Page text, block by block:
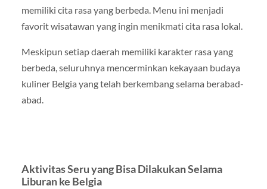
memiliki cita rasa yang berbeda. Menu ini menjadi
favorit wisatawan yang ingin menikmati cita rasa lokal.
Meskipun setiap daerah memiliki karakter rasa yang
berbeda, seluruhnya mencerminkan kekayaan budaya
kuliner Belgia yang telah berkembang selama berabad-
abad.
Aktivitas Seru yang Bisa Dilakukan Selama
Liburan ke Belgia